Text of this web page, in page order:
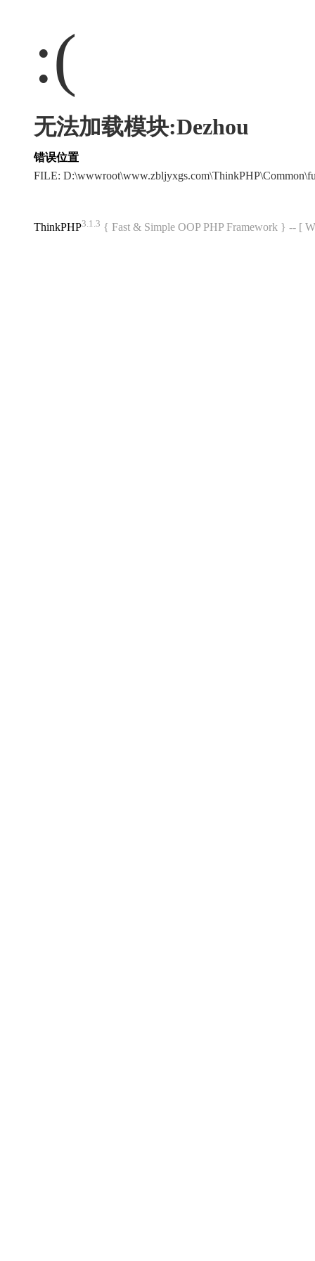
:(
无法加载模块:Dezhou
错误位置
FILE:
ThinkPHP3.1.3 { Fast & Simple OOP PHP Framework } -- [